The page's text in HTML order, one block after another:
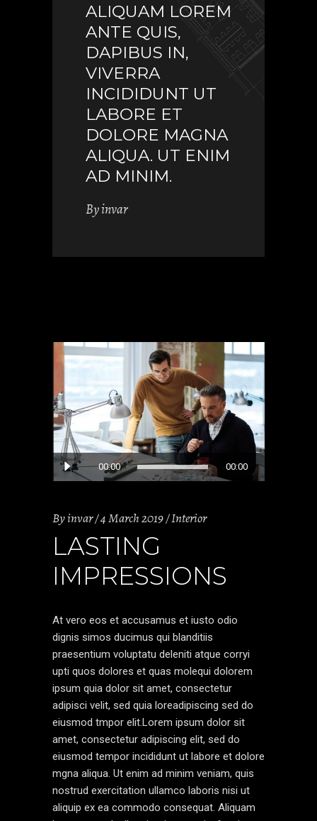
ALIQUAM LOREM
ANTE QUIS,
DAPIBUS IN,
VIVERRA
INCIDIDUNT UT
LABORE ET
DOLORE MAGNA
ALIQUA. UT ENIM
AD MINIM.
Byinvar
Audio
Player
00:00 00:00
Byinvar 4 March 2019 Interior
LASTING
IMPRESSIONS
At vero eos et accusamus et iusto odio
dignis simos ducimus qui blanditiis
praesentium voluptatu deleniti atque corryi
upti quos dolores et quas molequi dolorem
ipsum quia dolor sit amet, consectetur
adipisci velit, sed quia loreadipiscing sed do
eiusmod tmpor elit.Lorem ipsum dolor sit
amet, consectetur adipiscing elit, sed do
eiusmod tempor incididunt ut labore et dolore
mgna aliqua. Ut enim ad minim veniam, quis
nostrud exercitation ullamco laboris nisi ut
aliquip ex ea commodo consequat. Aliquam